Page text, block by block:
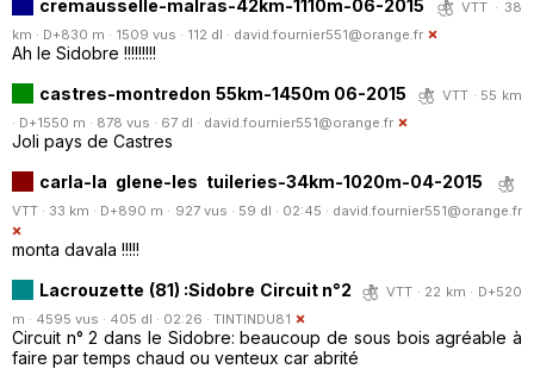
cremausselle-malras-42km-1110m-06-2015
VTT · 38
km · D+830 m · 1509 vus · 112 dl · david.fournier551@orange.fr
Ah le Sidobre !!!!!!!!!
castres-montredon 55km-1450m 06-2015
VTT · 55 km
· D+1550 m · 878 vus · 67 dl · david.fournier551@orange.fr
Joli pays de Castres
carla-la glene-les tuileries-34km-1020m-04-2015
VTT · 33 km · D+890 m · 927 vus · 59 dl · 02:45 · david.fournier551@orange.fr
monta davala !!!!!
Lacrouzette (81) :Sidobre Circuit n°2
VTT · 22 km · D+520
m · 4595 vus · 405 dl · 02:26 · TINTINDU81
Circuit n° 2 dans le Sidobre: beaucoup de sous bois agréable à
faire par temps chaud ou venteux car abrité